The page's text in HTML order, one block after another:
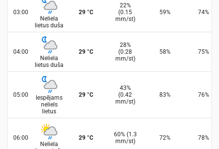
03:00
Neliela
lietus duša
29 °C
22%
(0.15
mm/st)
59% 74%
04:00
Neliela
lietus duša
29 °C
28%
(0.28
mm/st)
58% 75%
05:00
Iespējams
neliels
lietus
29 °C
43%
(0.42
mm/st)
83% 76%
06:00
Neliela
29 °C 60% (1.3
mm/st) 72% 78%